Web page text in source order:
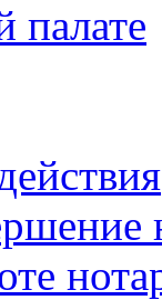
палате